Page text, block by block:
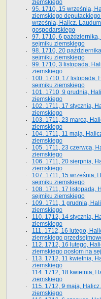
ziemskiego
95. 1710, 15 września,
ziemskiego
września, Halicz.
gospodarskiego
97. 1710, 6
sejmiku ziemskiego
98. 1710, 20
sejmiku ziemskiego
99. 1710, 3 listopada,
ziemskiego
100. 1710, 17 listopada,
sejmiku ziemskiego
101. 1710, 9 grudnia,
ziemskiego
102. 1711, 17 stycznia,
ziemskiego
103. 1711, 23 marca,
ziemskiego
104. 1711, 11 maja,
ziemskiego
105. 1711, 23 czerwca,
ziemskiego
106. 1711, 20 sierpnia,
ziemskiego
107. 1711, 15 września,
sejmiku ziemskiego
108. 1711, 17 listopada,
sejmiku ziemskiego
109. 1711, 1 grudnia,
ziemskiego
110. 1712, 14 stycznia,
ziemskiego
111. 1712, 16 lutego,
ziemskiego
112. 1712, 16 lutego,
ziemskiego posłom na
113. 1712, 11 kwietnia,
ziemskiego
114. 1712, 18 kwietnia,
ziemskiego
115. 1712, 9 maja,
ziemskiego